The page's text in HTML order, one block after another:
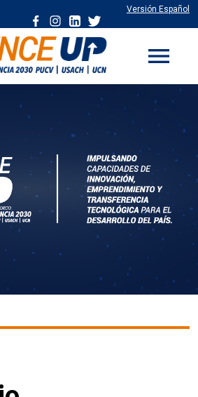
Versión Español
menu